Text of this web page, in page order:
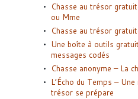
Chasse au trésor
ou Mme
Chasse au trésor
Une boîte à outils
messages codés
Chasse anonyme – La
L’Écho du Temps –
trésor se prépare